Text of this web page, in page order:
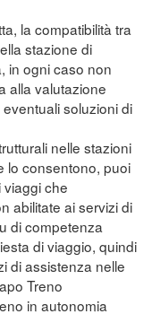
la compatibilità tra
stazione di
in ogni caso non
alla valutazione
soluzioni di
nelle stazioni
lo consentono, puoi
che
abilitate ai servizi di
di competenza
di viaggio, quindi
di assistenza nelle
Treno
in autonomia